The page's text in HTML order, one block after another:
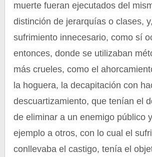
muerte fueran ejecutados del
distinción de jerarquías o clases,
sufrimiento innecesario, como sí
entonces, donde se utilizaban
más crueles, como el
la hoguera, la decapitación con
descuartizamiento, que tenían el
de eliminar a un enemigo público
ejemplo a otros, con lo cual el
conllevaba el castigo, tenía el